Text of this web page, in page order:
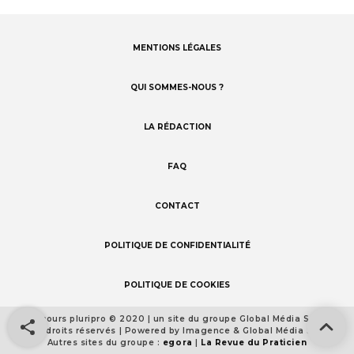
MENTIONS LÉGALES
QUI SOMMES-NOUS ?
LA RÉDACTION
FAQ
CONTACT
POLITIQUE DE CONFIDENTIALITÉ
POLITIQUE DE COOKIES
Footer
detail
Concours pluripro © 2020 | un site du groupe Global Média Santé
Tous droits réservés | Powered by Imagence & Global Média Santé
Autres sites du groupe : egora | La Revue du Praticien